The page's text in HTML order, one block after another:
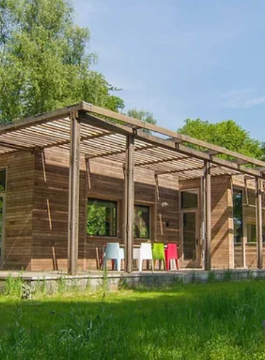
Ultieme eco-lodge opent de deuren
tijdens Duurzame Huizenroute
Op zaterdag 1 november 2025 houdt ecolodge
‘Paviljoen Esch’ open huis tijdens de Nationale
Duurzame Huizenroute. Dit innovatieve project is
geselecteerd voor de Nationale Houtbouwprijs.